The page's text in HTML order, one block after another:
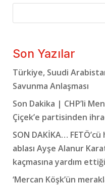
Son Yazılar
Türkiye, Suudi
Savunma Anlaşması
Son Dakika | CHP’li
Çiçek’e partisinden
SON DAKİKA…
ablası Ayşe Alanur
kaçmasına yardım
‘Mercan Köşk’ün